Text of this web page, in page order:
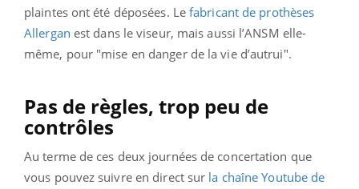
plaintes ont été déposées. Lefabricant de prothèses
Allergan est dans le viseur, mais aussi l’ANSM elle-
même, pour "mise en danger de la vie d’autrui".
Pas de règles, trop peu de
contrôles
Au terme de ces deux journées de concertation que
vous pouvez suivre en direct sur la chaîne Youtube de